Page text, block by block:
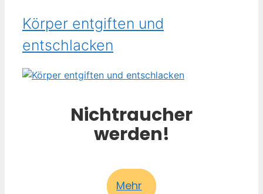
Körper entgiften und
entschlacken
Nichtraucher
werden!
Mehr